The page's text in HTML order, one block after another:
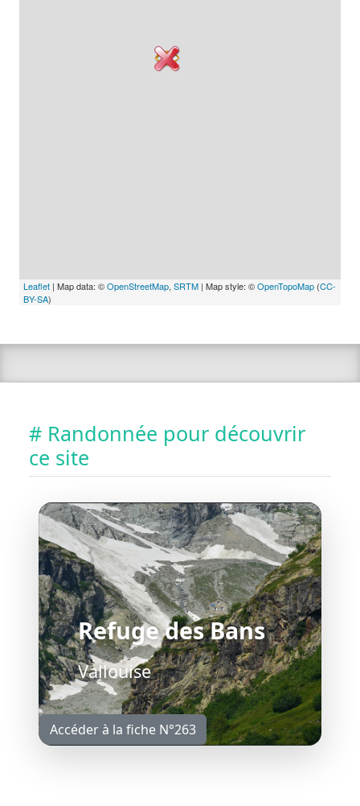
Leaflet | Map data: ©OpenStreetMap, SRTM | Map style: ©OpenTopoMap (CC-
BY-SA)
# Randonnée pour découvrir
ce site
Refuge des Bans
Vallouise
Accéder à la fiche N°263